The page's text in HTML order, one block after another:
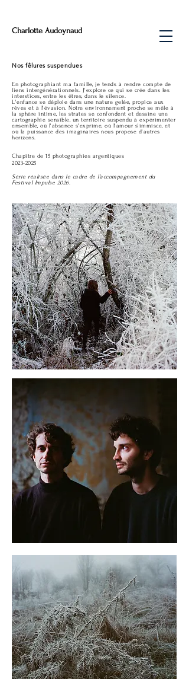
Charlotte Audoynaud
Nos fêlures suspendues
En photographiant ma famille, je tends à rendre compte de
liens intergénérationnels. J'explore ce qui se crée dans les
interstices, entre les êtres, dans le silence.
L'enfance se déploie dans une nature gelée, propice aux
rêves et à l'évasion. Notre environnement proche se mêle à
la sphère intime, les strates se confondent et dessine une
cartographie sensible, un territoire suspendu à expérimenter
ensemble, où l'absence s'exprime, où l'amour s'immisce, et
où la puissance des imaginaires nous propose d'autres
horizons.
Chapitre de 15 photographies argentiques
2023-2025
Série réalisée dans le cadre de l’accompagnement du
Festival Impulse 2026.